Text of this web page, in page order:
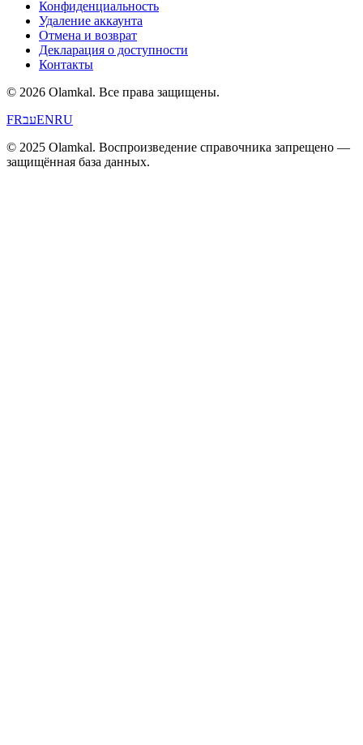
Конфиденциальность
Удаление аккаунта
Отмена и возврат
Декларация о доступности
Контакты
© 2026 Olamkal. Все права защищены.
FRעבENRU
© 2025 Olamkal. Воспроизведение справочника запрещено —
защищённая база данных.